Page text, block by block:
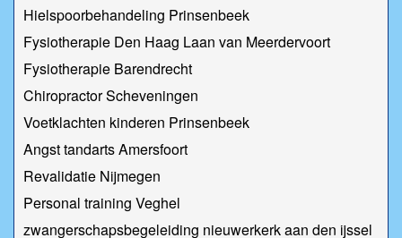
Hielspoorbehandeling Prinsenbeek
Fysiotherapie Den Haag Laan van Meerdervoort
Fysiotherapie Barendrecht
Chiropractor Scheveningen
Voetklachten kinderen Prinsenbeek
Angst tandarts Amersfoort
Revalidatie Nijmegen
Personal training Veghel
zwangerschapsbegeleiding nieuwerkerk aan den ijssel